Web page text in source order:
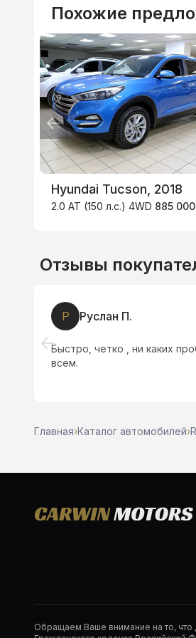
Похожие
Hyundai Tucson, 2018
2.0 AT (150 л.с.) 4WD 885
Отзывы
Р Руслан П.
Быстро, четко , ни каких
всем.
Главная›Каталог автомобилей›
Обращаем Ваше внимание на то, что